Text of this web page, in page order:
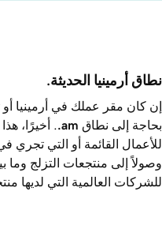
نطاق أرمينيا الحديثة.
إن كان مقر عملك في أرمينيا
بحاجة إلى نطاق .am
. أخيرًا،
للأعمال القائمة أو التي تجري
وصولاً إلى منتجعات التزلج وما
للشركات العالمية التي لديها